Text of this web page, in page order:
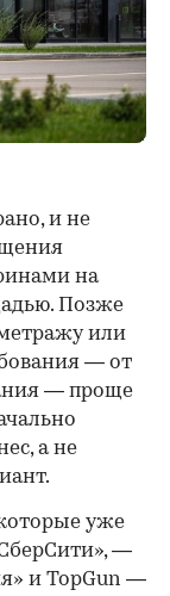
и не
на
Позже
или
— от
— проще
а не
уже
—
и TopGun —